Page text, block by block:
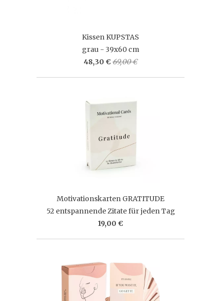
Kissen KUPSTAS
grau - 39x60 cm
48,30 € 69,00 €
Motivationskarten GRATITUDE
52 entspannende Zitate für jeden Tag
19,00 €